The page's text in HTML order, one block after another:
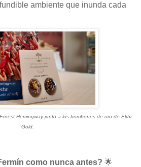
ambiente que inunda cada
Hemingway junto a los bombones de oro de Ekhi
Gold.
como nunca antes? 🌟